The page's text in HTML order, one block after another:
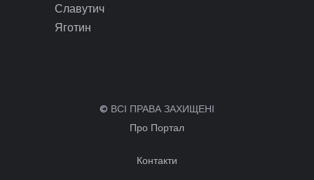
Славутич
Яготин
© ВСІ ПРАВА ЗАХИЩЕНІ
Про Портал
Контакти